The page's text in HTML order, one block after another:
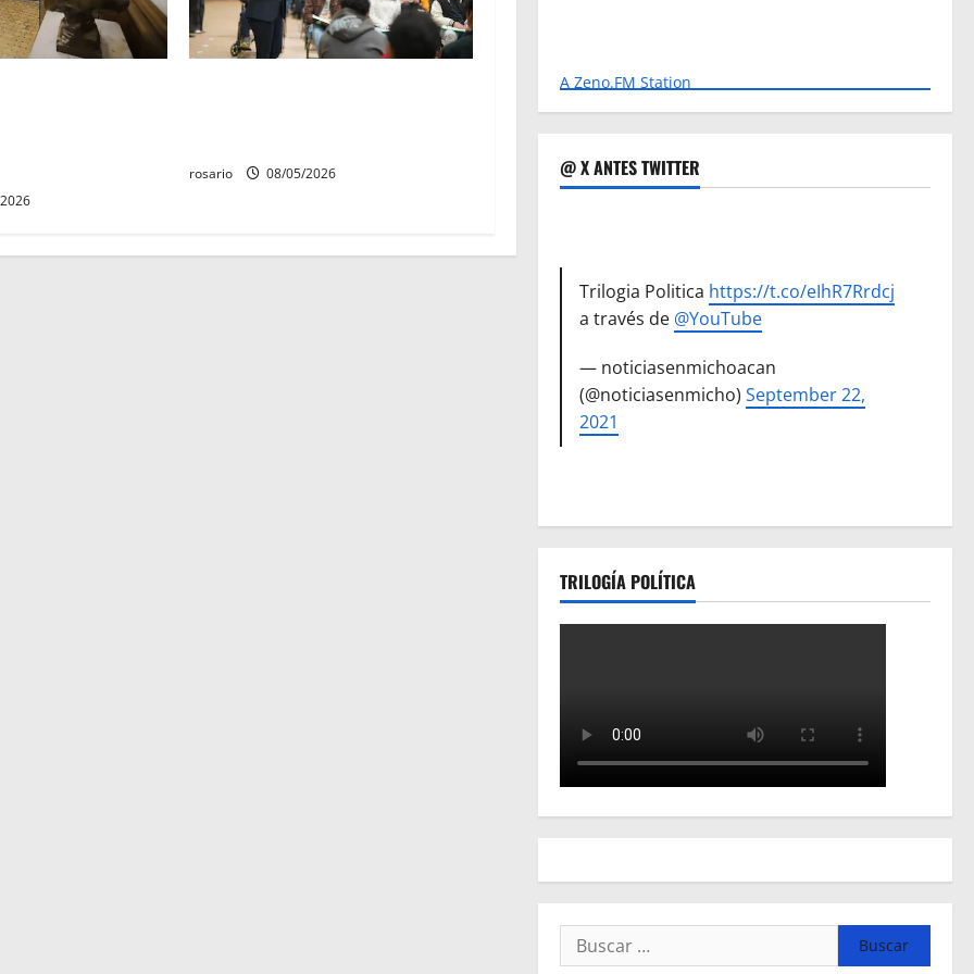
rosario 08/05/2026
A Zeno.FM Station
@ X ANTES TWITTER
Trilogia Politica https://t.co/eIhR7Rrdcj
a través de @YouTube
— noticiasenmichoacan
(@noticiasenmicho)September 22,
2021
TRILOGÍA POLÍTICA
Buscar: